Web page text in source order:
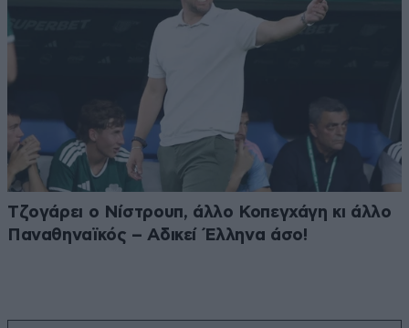
Τζογάρει ο Νίστρουπ, άλλο Κοπεγχάγη κι άλλο
Παναθηναϊκός – Αδικεί Έλληνα άσο!